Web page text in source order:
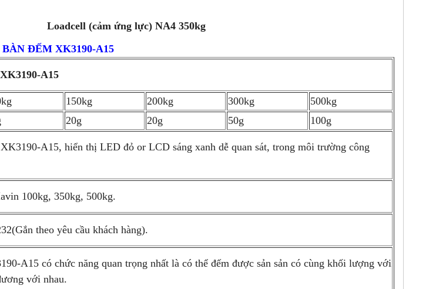
Loadcell (cảm ứng lực) NA4 350kg
ĐẾM XK3190-A15
A15
150kg 200kg 300kg
500kg
20g 20g 50g 100g
A15, hiển thị LED đỏ or LCD sáng xanh dễ quan sát, trong môi trường công
100kg, 350kg, 500kg.
theo yêu cầu khách hàng).
A15 có chức năng quan trọng nhất là có thể đếm được sản sản có cùng khối lượng với
với nhau.